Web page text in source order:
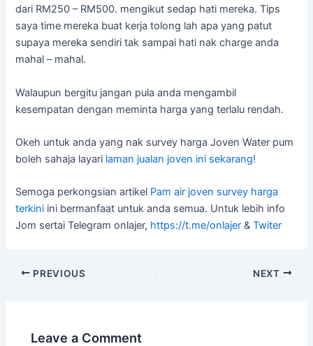
dari RM250 – RM500. mengikut sedap hati mereka. Tips
saya time mereka buat kerja tolong lah apa yang patut
supaya mereka sendiri tak sampai hati nak charge anda
mahal – mahal.
Walaupun bergitu jangan pula anda mengambil
kesempatan dengan meminta harga yang terlalu rendah.
Okeh untuk anda yang nak survey harga Joven Water pum
boleh sahaja layari laman jualan joven ini sekarang!
Semoga perkongsian artikel Pam air joven survey harga
terkini ini bermanfaat untuk anda semua. Untuk lebih info
Jom sertai Telegram onlajer, https://t.me/onlajer & Twiter
PREVIOUS NEXT
Leave a Comment